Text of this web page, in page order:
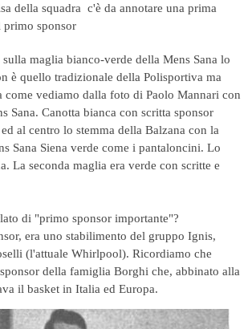
della squadra c'è da annotare una prima
primo sponsor
maglia bianco-verde della Mens Sana lo
è quello tradizionale della Polisportiva ma
come vediamo dalla foto di Paolo Mannari con
Sana. Canotta bianca con scritta sponsor
al centro lo stemma della Balzana con la
Sana Siena verde come i pantaloncini. Lo
La seconda maglia era verde con scritte e
di "primo sponsor importante"?
era uno stabilimento del gruppo Ignis,
(l'attuale Whirlpool). Ricordiamo che
della famiglia Borghi che, abbinato alla
il basket in Italia ed Europa.